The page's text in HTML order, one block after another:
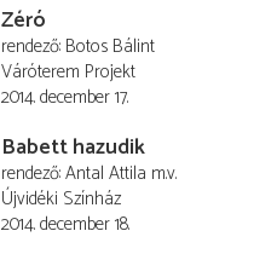
Zéró
rendező Botos Bálint
Váróterem Projekt
2014. december 17.
Babett hazudik
rendező Antal Attila m.v.
Újvidéki Színház
2014. december 18.